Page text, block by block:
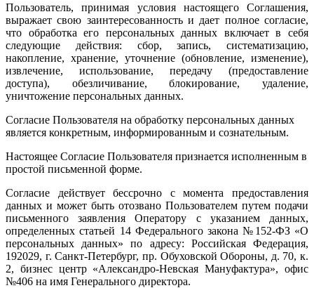
Пользователь, принимая условия настоящего Соглашения,
выражает свою заинтересованность и дает полное согласие,
что обработка его персональных данных включает в себя
следующие действия: сбор, запись, систематизацию,
накопление, хранение, уточнение (обновление, изменение),
извлечение, использование, передачу (предоставление
доступа), обезличивание, блокирование, удаление,
уничтожение персональных данных.
Согласие Пользователя на обработку персональных данных
является конкретным, информированным и сознательным.
Настоящее Согласие Пользователя признается исполненным в
простой письменной форме.
Согласие действует бессрочно с момента предоставления
данных и может быть отозвано Пользователем путем подачи
письменного заявления Оператору с указанием данных,
определенных статьей 14 Федерального закона №152-ФЗ «О
персональных данных» по адресу: Российская Федерация,
192029, г. Санкт-Петербург, пр. Обуховской Обороны, д. 70, к.
2, бизнес центр «Александро-Невская Мануфактура», офис
№406 на имя Генерального директора.